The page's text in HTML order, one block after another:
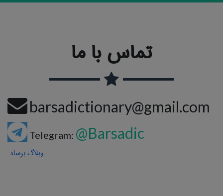
تماس با ما
barsadictionary@gmail.com
Telegram: @Barsadic
وبلاگ برساد